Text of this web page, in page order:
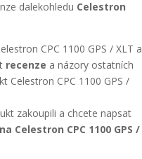
dalekohledu Celestron
CPC 1100 GPS / XLT a
recenze a názory ostatních
Celestron CPC 1100 GPS /
zakoupili a chcete napsat
Celestron CPC 1100 GPS /